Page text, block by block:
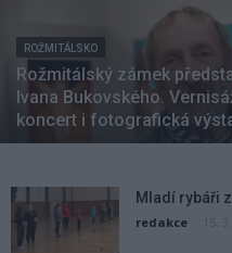
ROŽMITÁLSKO
Rožmitálský zámek
Ivana Bukovského.
koncert i fotografická
Mladí rybáři
redakce